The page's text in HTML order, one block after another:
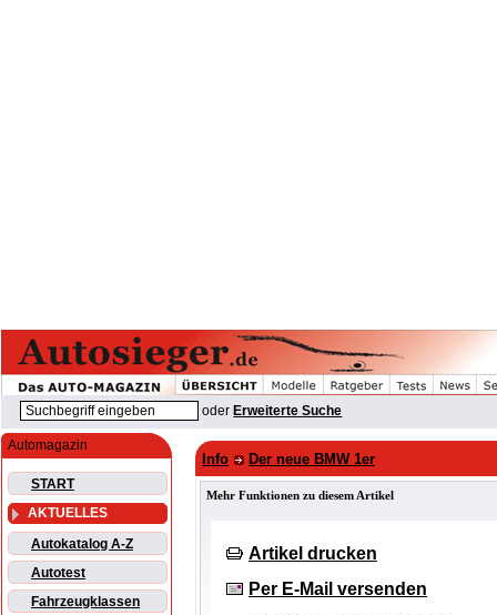
oder Erweiterte Suche
Automagazin
START
AKTUELLES
Autokatalog A-Z
Autotest
Fahrzeugklassen
Info Der neue BMW 1er
Mehr Funktionen zu diesem Artikel
Artikel drucken
Per E-Mail versenden